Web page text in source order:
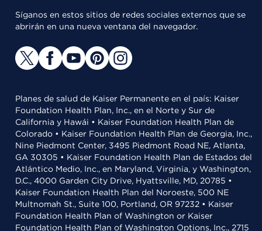
Síganos en estos sitios de redes sociales externos que se
abrirán en una nueva ventana del navegador.
Planes de salud de Kaiser Permanente en el país: Kaiser
Foundation Health Plan, Inc., en el Norte y Sur de
California y Hawái • Kaiser Foundation Health Plan de
Colorado • Kaiser Foundation Health Plan de Georgia, Inc.,
Nine Piedmont Center, 3495 Piedmont Road NE, Atlanta,
GA 30305 • Kaiser Foundation Health Plan de Estados del
Atlántico Medio, Inc., en Maryland, Virginia, y Washington,
D.C., 4000 Garden City Drive, Hyattsville, MD, 20785 •
Kaiser Foundation Health Plan del Noroeste, 500 NE
Multnomah St., Suite 100, Portland, OR 97232 • Kaiser
Foundation Health Plan of Washington or Kaiser
Foundation Health Plan of Washington Options, Inc., 2715